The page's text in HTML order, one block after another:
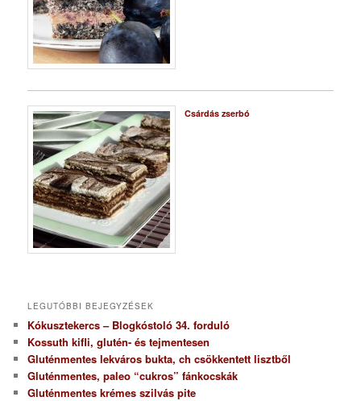
Csárdás zserbó
LEGUTÓBBI BEJEGYZÉSEK
Kókusztekercs – Blogkóstoló 34. forduló
Kossuth kifli, glutén- és tejmentesen
Gluténmentes lekváros bukta, ch csökkentett lisztből
Gluténmentes, paleo “cukros” fánkocskák
Gluténmentes krémes szilvás pite